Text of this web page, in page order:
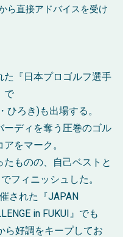
ら直接アドバイスを受け
た『日本プロゴルフ選手
で
ひろき)も出場する。
ーディを奪う圧巻のゴル
をマーク。
ものの、自己ベストと
フィニッシュした。
された『JAPAN
in FUKUI』でも
ら好調をキープしてお